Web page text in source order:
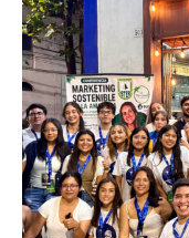
NOTICIA